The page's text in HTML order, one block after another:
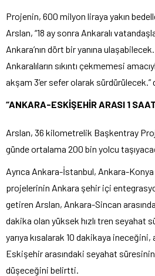
Projenin, 600 milyon liraya yakın
Arslan, “18 ay sonra Ankaralı
Ankara’nın dört bir yanına
Ankaralıların sıkıntı çekmemesi
akşam 3’er sefer olarak sürdürülecek.”
“ANKARA-ESKİŞEHİR ARASI 1
Arslan, 36 kilometrelik Başkentray
günde ortalama 200 bin yolcu
Ayrıca Ankara-İstanbul, Ankara-Konya
projelerinin Ankara şehir içi
getiren Arslan, Ankara-Sincan
dakika olan yüksek hızlı tren seyahat
yarıya kısalarak 10 dakikaya
Eskişehir arasındaki seyahat
düşeceğini belirtti.